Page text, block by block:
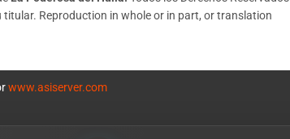
Reproduction in whole or in part, or translation
www.asiserver.com